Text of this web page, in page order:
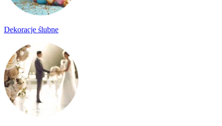
Dekoracje ślubne